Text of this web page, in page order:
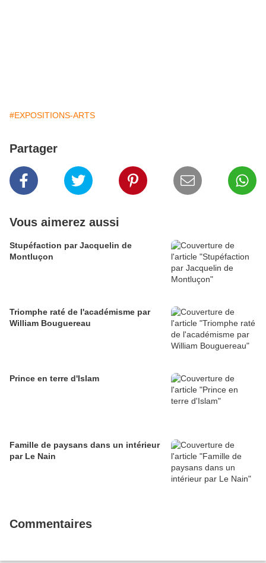
#EXPOSITIONS-ARTS
Partager
Vous aimerez aussi
Stupéfaction par Jacquelin de
Montluçon
Triomphe raté de l'académisme par
William Bouguereau
Prince en terre d'Islam
Famille de paysans dans un intérieur
par Le Nain
Commentaires